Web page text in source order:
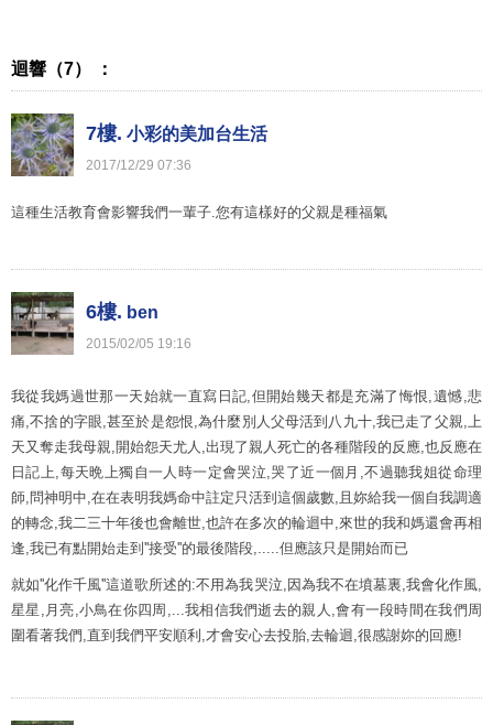
迴響（7） ：
7樓. 小彩的美加台生活
2017/12/29 07:36
這種生活教育會影響我們一輩子.您有這樣好的父親是種福氣
6樓. ben
2015/02/05 19:16
我從我媽過世那一天始就一直寫日記,但開始幾天都是充滿了悔恨,遺憾,悲
痛,不捨的字眼,甚至於是怨恨,為什麼別人父母活到八九十,我已走了父親,上
天又奪走我母親,開始怨天尤人,出現了親人死亡的各種階段的反應,也反應在
日記上,每天晩上獨自一人時一定會哭泣,哭了近一個月,不過聽我姐從命理
師,問神明中,在在表明我媽命中註定只活到這個歲數,且妳給我一個自我調適
的轉念,我二三十年後也會離世,也許在多次的輪迴中,來世的我和媽還會再相
逢,我已有點開始走到''接受''的最後階段,.....但應該只是開始而已
就如''化作千風''這道歌所述的:不用為我哭泣,因為我不在墳墓裏,我會化作風,
星星,月亮,小鳥在你四周,...我相信我們逝去的親人,會有一段時間在我們周
圍看著我們,直到我們平安順利,才會安心去投胎,去輪迴,很感謝妳的回應!